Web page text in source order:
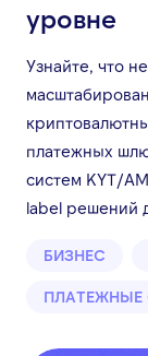
уровне
Узнайте, что
платежных
систем KYT/
label решений
БИЗНЕС